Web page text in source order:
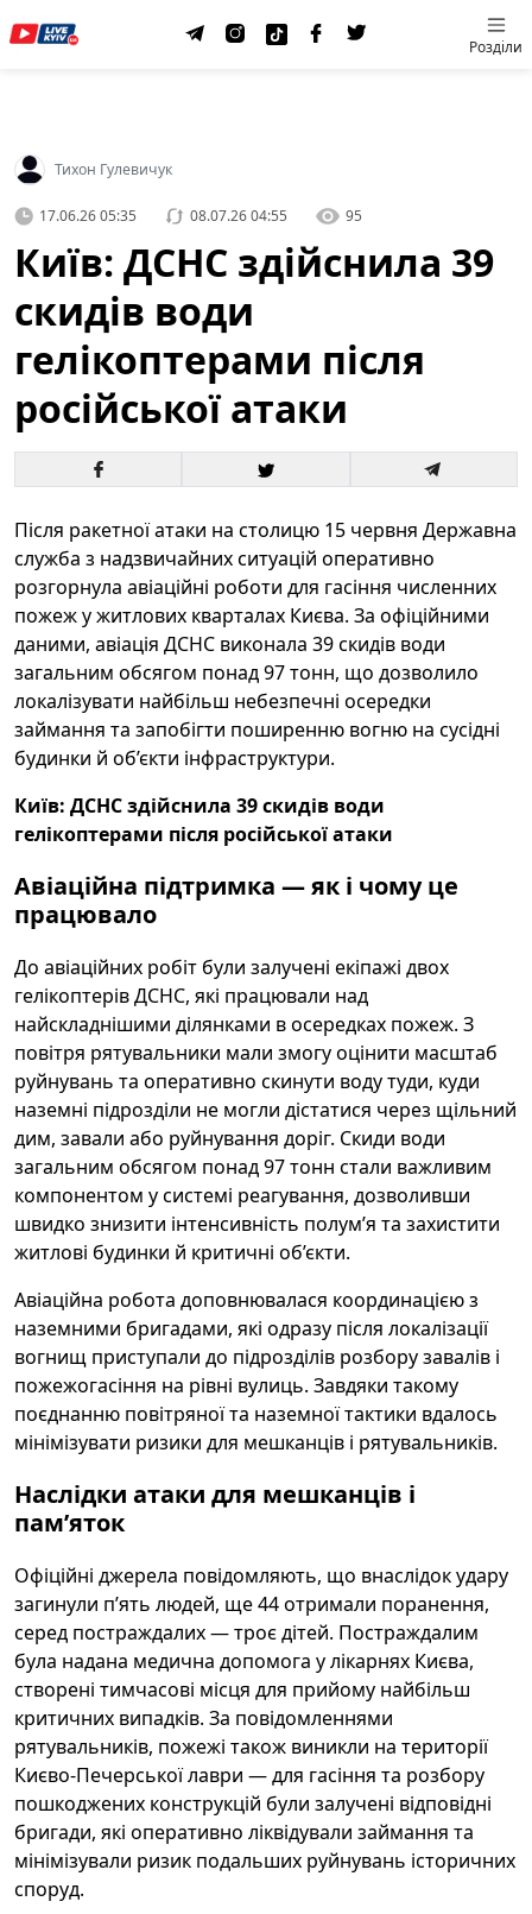
Розділи
Тихон Гулевичук
17.06.26 05:35 08.07.26 04:55 95
Київ: ДСНС здійснила 39
скидів води
гелікоптерами після
російської атаки
Після ракетної атаки на столицю 15 червня Державна
служба з надзвичайних ситуацій оперативно
розгорнула авіаційні роботи для гасіння численних
пожеж у житлових кварталах Києва. За офіційними
даними, авіація ДСНС виконала 39 скидів води
загальним обсягом понад 97 тонн, що дозволило
локалізувати найбільш небезпечні осередки
займання та запобігти поширенню вогню на сусідні
будинки й об’єкти інфраструктури.
Київ: ДСНС здійснила 39 скидів води
гелікоптерами після російської атаки
Авіаційна підтримка — як і чому це
працювало
До авіаційних робіт були залучені екіпажі двох
гелікоптерів ДСНС, які працювали над
найскладнішими ділянками в осередках пожеж. З
повітря рятувальники мали змогу оцінити масштаб
руйнувань та оперативно скинути воду туди, куди
наземні підрозділи не могли дістатися через щільний
дим, завали або руйнування доріг. Скиди води
загальним обсягом понад 97 тонн стали важливим
компонентом у системі реагування, дозволивши
швидко знизити інтенсивність полум’я та захистити
житлові будинки й критичні об’єкти.
Авіаційна робота доповнювалася координацією з
наземними бригадами, які одразу після локалізації
вогнищ приступали до підрозділів розбору завалів і
пожежогасіння на рівні вулиць. Завдяки такому
поєднанню повітряної та наземної тактики вдалось
мінімізувати ризики для мешканців і рятувальників.
Наслідки атаки для мешканців і
пам’яток
Офіційні джерела повідомляють, що внаслідок удару
загинули п’ять людей, ще 44 отримали поранення,
серед постраждалих — троє дітей. Постраждалим
була надана медична допомога у лікарнях Києва,
створені тимчасові місця для прийому найбільш
критичних випадків. За повідомленнями
рятувальників, пожежі також виникли на території
Києво-Печерської лаври — для гасіння та розбору
пошкоджених конструкцій були залучені відповідні
бригади, які оперативно ліквідували займання та
мінімізували ризик подальших руйнувань історичних
споруд.